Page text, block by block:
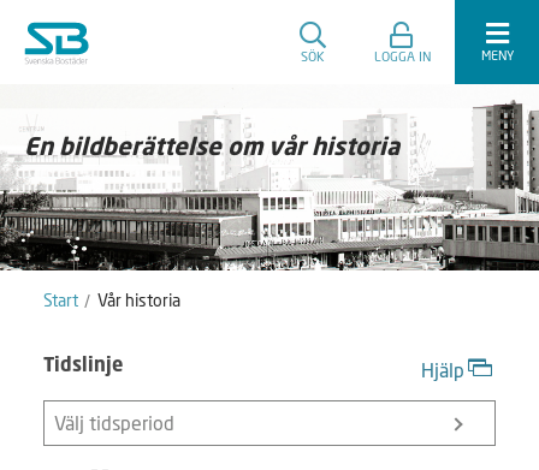
SÖK LOGGA IN MENY
En bildberättelse om vår historia
Start Vår historia
Hjälp
Tidslinje
Välj tidsperiod